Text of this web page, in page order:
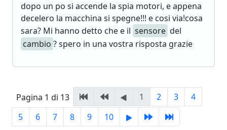
dopo un po si accende la spia motori, e appena
decelero la macchina si spegne!!! e cosi via!cosa
sara? Mi hanno detto che e il sensore del
cambio ? spero in una vostra risposta grazie
Pagina 1 di 13 1 2 3
4
5
6 7 8 9 10